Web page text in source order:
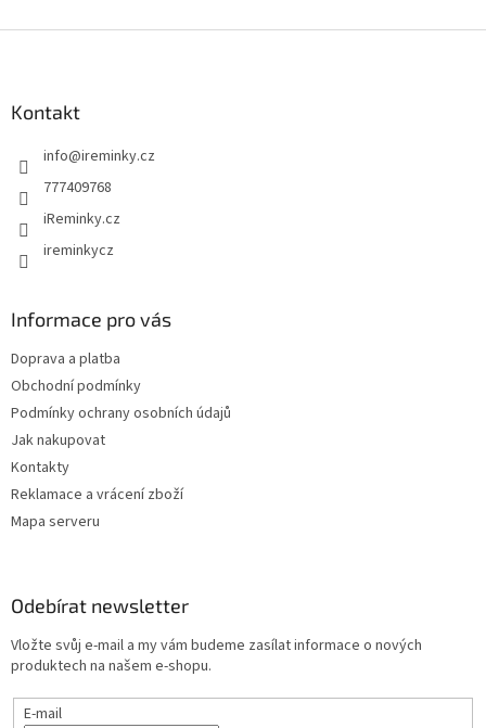
Kontakt
info@ireminky.cz
777409768
iReminky.cz
ireminkycz
Informace pro vás
Doprava a platba
Obchodní podmínky
Podmínky ochrany osobních údajů
Jak nakupovat
Kontakty
Reklamace a vrácení zboží
Mapa serveru
Odebírat newsletter
Vložte svůj e-mail a my vám budeme zasílat informace o nových
produktech na našem e-shopu.
E-mail